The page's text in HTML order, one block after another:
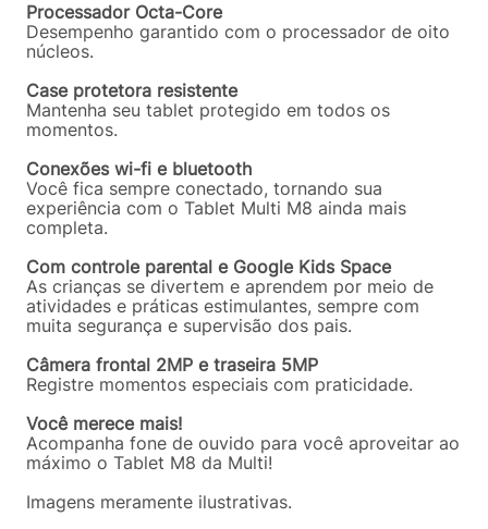
Processador Octa-Core
Desempenho garantido com o processador de oito
núcleos.
Case protetora resistente
Mantenha seu tablet protegido em todos os
momentos.
Conexões wi-fi e bluetooth
Você fica sempre conectado, tornando sua
experiência com o Tablet Multi M8 ainda mais
completa.
Com controle parental e Google Kids Space
As crianças se divertem e aprendem por meio de
atividades e práticas estimulantes, sempre com
muita segurança e supervisão dos pais.
Câmera frontal 2MP e traseira 5MP
Registre momentos especiais com praticidade.
Você merece mais!
Acompanha fone de ouvido para você aproveitar ao
máximo o Tablet M8 da Multi!
Imagens meramente ilustrativas.